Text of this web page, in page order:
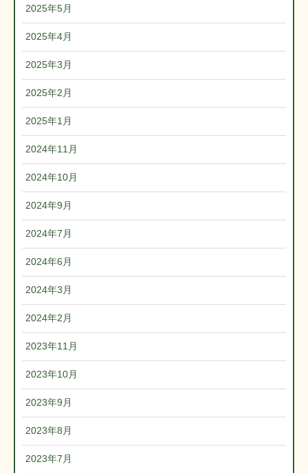
2025年5月
2025年4月
2025年3月
2025年2月
2025年1月
2024年11月
2024年10月
2024年9月
2024年7月
2024年6月
2024年3月
2024年2月
2023年11月
2023年10月
2023年9月
2023年8月
2023年7月